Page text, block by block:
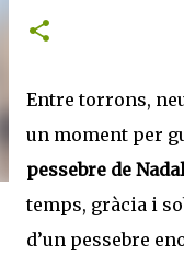
Entre torrons,
un moment per
pessebre de
temps, gràcia i
d’un pessebre